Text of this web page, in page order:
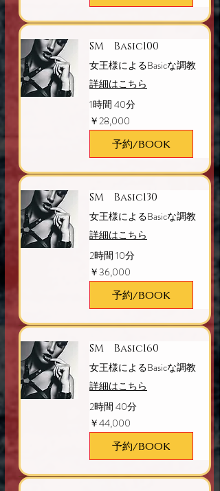
SM Basic100
女王様によるBasicな調教
詳細はこちら
1時間 40分
28,000
円
￥28,000
予約/BOOK
SM Basic130
女王様によるBasicな調教
詳細はこちら
2時間 10分
36,000
円
￥36,000
予約/BOOK
SM Basic160
女王様によるBasicな調教
詳細はこちら
2時間 40分
44,000
円
￥44,000
予約/BOOK